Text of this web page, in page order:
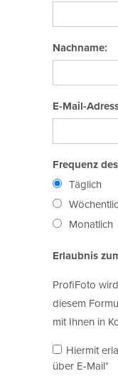
Nachname:
E-Mail-
Frequenz
Täglich
Monatlich
Erlaubnis
ProfiFoto
diesem
mit Ihnen in
Hiermit
über E-Mail*